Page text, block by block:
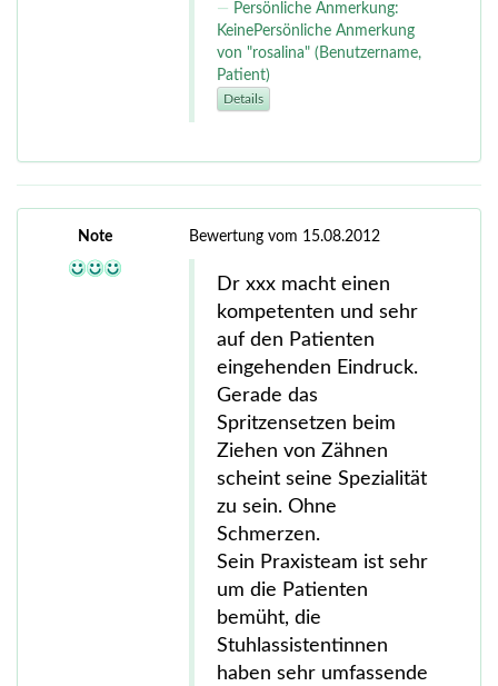
Persönliche Anmerkung:
KeinePersönliche Anmerkung
von "rosalina" (Benutzername,
Patient)
Details
Note Bewertung vom 15.08.2012
Dr xxx macht einen
kompetenten und sehr
auf den Patienten
eingehenden Eindruck.
Gerade das
Spritzensetzen beim
Ziehen von Zähnen
scheint seine Spezialität
zu sein. Ohne
Schmerzen.
Sein Praxisteam ist sehr
um die Patienten
bemüht, die
Stuhlassistentinnen
haben sehr umfassende